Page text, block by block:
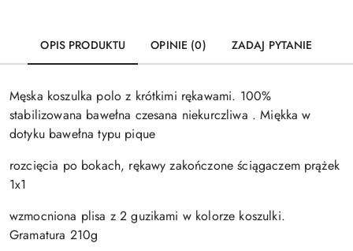
OPIS PRODUKTU OPINIE (0) ZADAJ PYTANIE
Męska koszulka polo z krótkimi rękawami. 100%
stabilizowana bawełna czesana niekurczliwa . Miękka w
dotyku bawełna typu pique
rozcięcia po bokach, rękawy zakończone ściągaczem prążek
1x1
wzmocniona plisa z 2 guzikami w kolorze koszulki.
Gramatura 210g